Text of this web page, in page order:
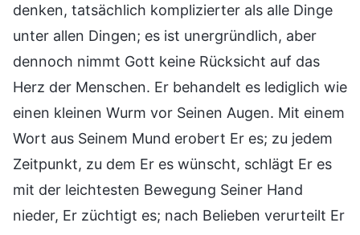
denken, tatsächlich komplizierter als alle Dinge
unter allen Dingen; es ist unergründlich, aber
dennoch nimmt Gott keine Rücksicht auf das
Herz der Menschen. Er behandelt es lediglich wie
einen kleinen Wurm vor Seinen Augen. Mit einem
Wort aus Seinem Mund erobert Er es; zu jedem
Zeitpunkt, zu dem Er es wünscht, schlägt Er es
mit der leichtesten Bewegung Seiner Hand
nieder, Er züchtigt es; nach Belieben verurteilt Er